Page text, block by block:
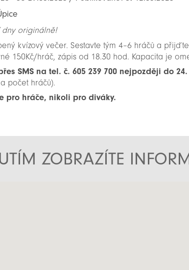
originálně!
kvízový večer. Sestavte tým 4–6 hráčů a
150Kč/hráč, zápis od 18.30 hod. Kapacita je
SMS na tel. č. 605 239 700 n­ejpozději do
počet hráčů).
pro hráče, nikoli pro diváky.
ZOBRAZÍTE